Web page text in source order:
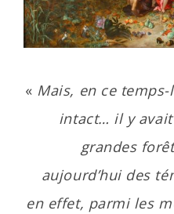
« Mais, en ce
intact… il y
grandes
aujourd’hui des
en effet, parmi les